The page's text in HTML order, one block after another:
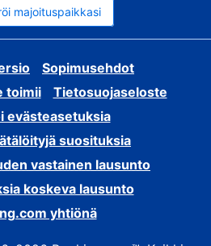
majoituspaikkasi
Sopimusehdot
toimii
Tietosuojaseloste
evästeasetuksia
suosituksia
vastainen lausunto
koskeva lausunto
yhtiönä